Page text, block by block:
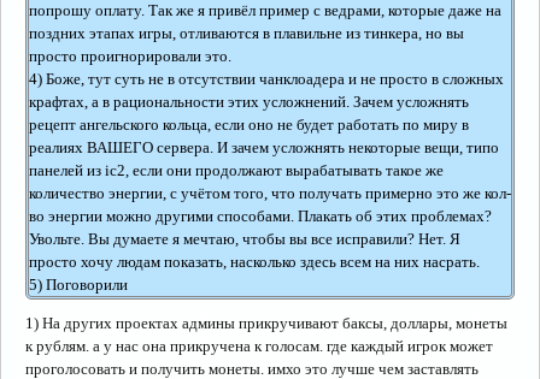
попрошу оплату. Так же я привёл пример с ведрами, которые даже на
поздних этапах игры, отливаются в плавильне из тинкера, но вы
просто проигнорировали это.
4) Боже, тут суть не в отсутствии чанклоадера и не просто в сложных
крафтах, а в рациональности этих усложнений. Зачем усложнять
рецепт ангельского кольца, если оно не будет работать по миру в
реалиях ВАШЕГО сервера. И зачем усложнять некоторые вещи, типо
панелей из ic2, если они продолжают вырабатывать такое же
количество энергии, с учётом того, что получать примерно это же кол-
во энергии можно другими способами. Плакать об этих проблемах?
Увольте. Вы думаете я мечтаю, чтобы вы все исправили? Нет. Я
просто хочу людам показать, насколько здесь всем на них насрать.
5) Поговорили
1) На других проектах админы прикручивают баксы, доллары, монеты
к рублям. а у нас она прикручена к голосам. где каждый игрок может
проголосовать и получить монеты. имхо это лучше чем заставлять